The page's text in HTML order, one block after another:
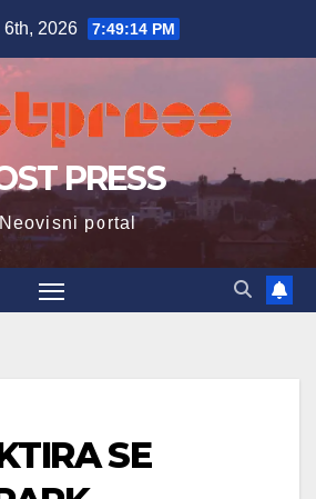
6th, 2026 7:49:16 PM
PRESS
Neovisni portal
SE